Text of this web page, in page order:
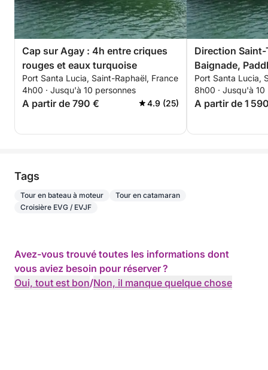
Cap sur Agay : 4h entre criques
rouges et eaux turquoise
Port Santa Lucia, Saint-Raphaël, France
4h00 · Jusqu'à 10 personnes
A partir de 790 € 4.9 (25)
Direction
Baignade,
programme
Port Santa Lucia,
8h00 · Jusqu'à 10
A partir de 1
Tags
Tour en bateau à moteur
Tour en catamaran
Croisière EVG / EVJF
Avez-vous trouvé toutes les informations dont
vous aviez besoin pour réserver ?
Oui, tout est bon/Non, il manque quelque chose